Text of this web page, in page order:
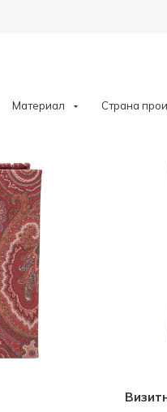
Материал Страна